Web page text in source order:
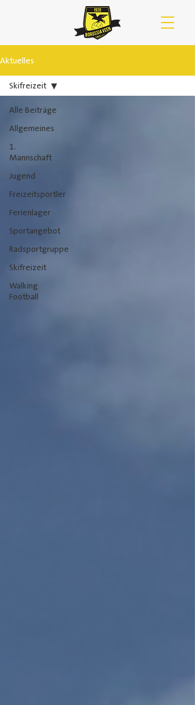
Aktuelles
Alle Beiträge
Allgemeines
1.
Mannschaft
Jugend
Freizeitsportler
Ferienlager
Sportangebot
Radsportgruppe
Skifreizeit
Walking
Football
Skifreizeit